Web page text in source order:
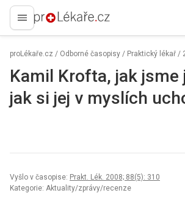
proLékaře.cz
proLékaře.cz / Odborné časopisy / Praktický lékař /
Kamil Krofta, jak jsme
jak si jej v myslích
Vyšlo v časopise: Prakt. Lék. 2008; 88(5): 310
Kategorie: Aktuality/zprávy/recenze